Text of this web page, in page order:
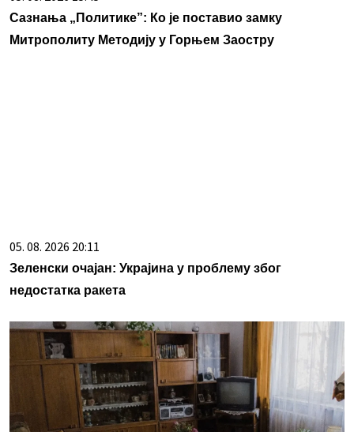
Сазнања „Политике”: Ко је поставио замку
Митрополиту Методију у Горњем Заостру
05. 08. 2026 20:11
Зеленски очајан: Украјина у проблему због
недостатка ракета